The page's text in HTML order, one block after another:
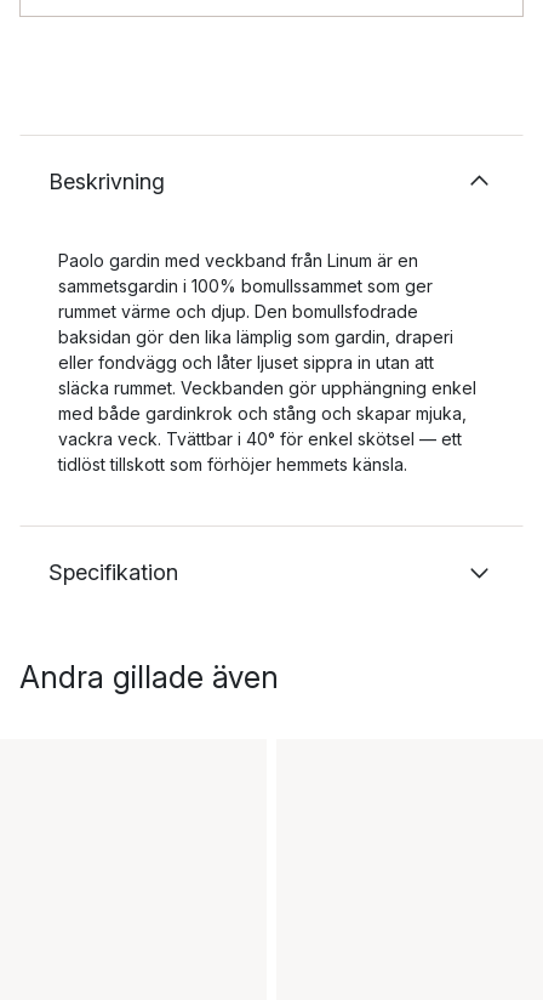
Beskrivning
Paolo gardin med veckband från Linum är en
sammetsgardin i 100% bomullssammet som ger
rummet värme och djup. Den bomullsfodrade
baksidan gör den lika lämplig som gardin, draperi
eller fondvägg och låter ljuset sippra in utan att
släcka rummet. Veckbanden gör upphängning enkel
med både gardinkrok och stång och skapar mjuka,
vackra veck. Tvättbar i 40° för enkel skötsel — ett
tidlöst tillskott som förhöjer hemmets känsla.
Specifikation
Andra gillade även